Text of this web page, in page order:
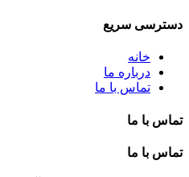
دسترسی سریع
خانه
درباره ما
تماس با ما
تماس با ما
تماس با ما